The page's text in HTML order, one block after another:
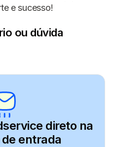
e sucesso!
ou dúvida
direto na
entrada